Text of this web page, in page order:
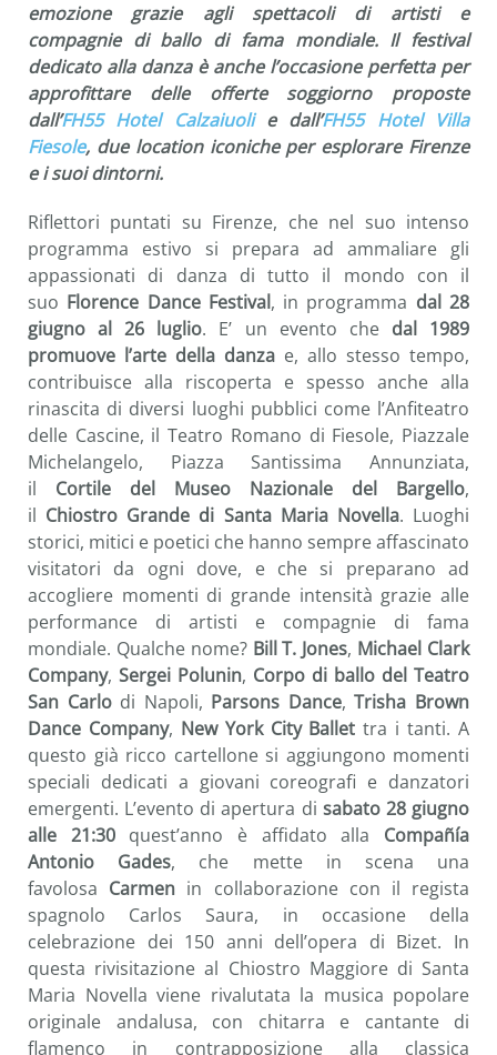
emozione grazie agli spettacoli di artisti e
compagnie di ballo di fama mondiale. Il festival
dedicato alla danza è anche l’occasione perfetta per
approfittare delle offerte soggiorno proposte
dall’FH55 Hotel Calzaiuoli e dall’FH55 Hotel Villa
Fiesole, due location iconiche per esplorare Firenze
e i suoi dintorni.
Riflettori puntati su Firenze, che nel suo intenso
programma estivo si prepara ad ammaliare gli
appassionati di danza di tutto il mondo con il
suo Florence Dance Festival, in programma dal 28
giugno al 26 luglio. E’ un evento chedal 1989
promuove l’arte della danza e, allo stesso tempo,
contribuisce alla riscoperta e spesso anche alla
rinascita di diversi luoghi pubblici come l’Anfiteatro
delle Cascine, il Teatro Romano di Fiesole, Piazzale
Michelangelo, Piazza Santissima Annunziata,
il Cortile del Museo Nazionale del Bargello,
il Chiostro Grande di Santa Maria Novella. Luoghi
storici, mitici e poetici che hanno sempre affascinato
visitatori da ogni dove, e che si preparano ad
accogliere momenti di grande intensità grazie alle
performance di artisti e compagnie di fama
mondiale. Qualche nome? Bill T. Jones, Michael Clark
Company, Sergei Polunin, Corpo di ballo del Teatro
San Carlodi Napoli, Parsons Dance,Trisha Brown
Dance Company, New York City Ballet tra i tanti. A
questo già ricco cartellone si aggiungono momenti
speciali dedicati a giovani coreografi e danzatori
emergenti. L’evento di apertura di sabato 28 giugno
alle 21:30quest’anno è affidato alla Compañía
Antonio Gades, che mette in scena una
favolosa Carmen in collaborazione con il regista
spagnolo Carlos Saura, in occasione della
celebrazione dei 150 anni dell’opera di Bizet. In
questa rivisitazione al Chiostro Maggiore di Santa
Maria Novella viene rivalutata la musica popolare
originale andalusa, con chitarra e cantante di
flamenco in contrapposizione alla classica